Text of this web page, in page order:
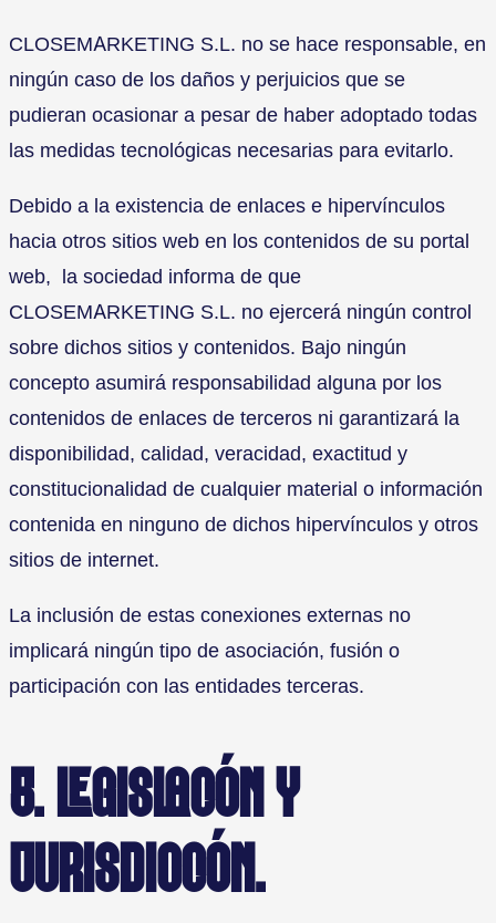
CLOSEMARKETING S.L. no se hace responsable, en
ningún caso de los daños y perjuicios que se
pudieran ocasionar a pesar de haber adoptado todas
las medidas tecnológicas necesarias para evitarlo.
Debido a la existencia de enlaces e hipervínculos
hacia otros sitios web en los contenidos de su portal
web, la sociedad informa de que
CLOSEMARKETING S.L. no ejercerá ningún control
sobre dichos sitios y contenidos. Bajo ningún
concepto asumirá responsabilidad alguna por los
contenidos de enlaces de terceros ni garantizará la
disponibilidad, calidad, veracidad, exactitud y
constitucionalidad de cualquier material o información
contenida en ninguno de dichos hipervínculos y otros
sitios de internet.
La inclusión de estas conexiones externas no
implicará ningún tipo de asociación, fusión o
participación con las entidades terceras.
5. LEGISLACIÓN Y
JURISDICCIÓN.